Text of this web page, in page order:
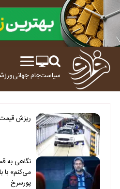
سیاستجام جهانی
ریزش
نگاهی به
می‌کنم» با
پورسرخ